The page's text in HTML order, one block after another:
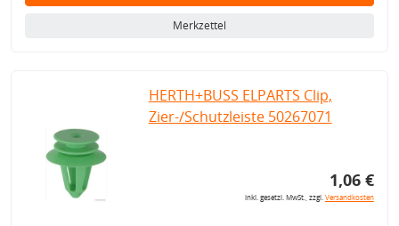
Merkzettel
HERTH+BUSS ELPARTS Clip,
Zier-/Schutzleiste 50267071
1,06 €
inkl. gesetzl. MwSt., zzgl.Versandkosten